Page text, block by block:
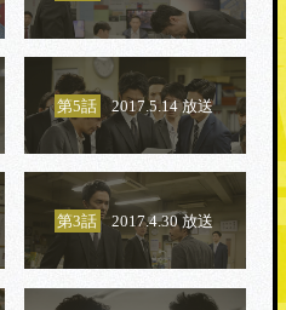
第5話 2017.5.14 放送
第3話 2017.4.30 放送